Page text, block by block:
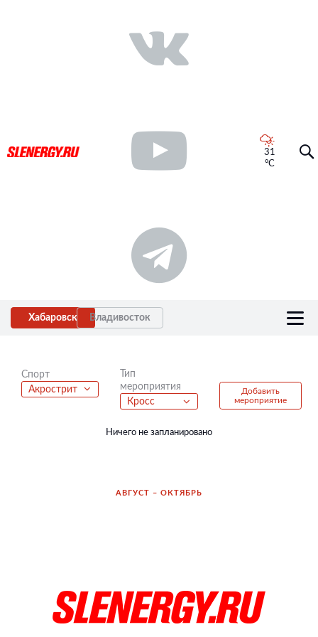
31
°C
Хабаровск Владивосток
Спорт
Акрострит
Тип
мероприятия
Кросс
Добавить
мероприятие
Ничего не запланировано
АВГУСТ – ОКТЯБРЬ